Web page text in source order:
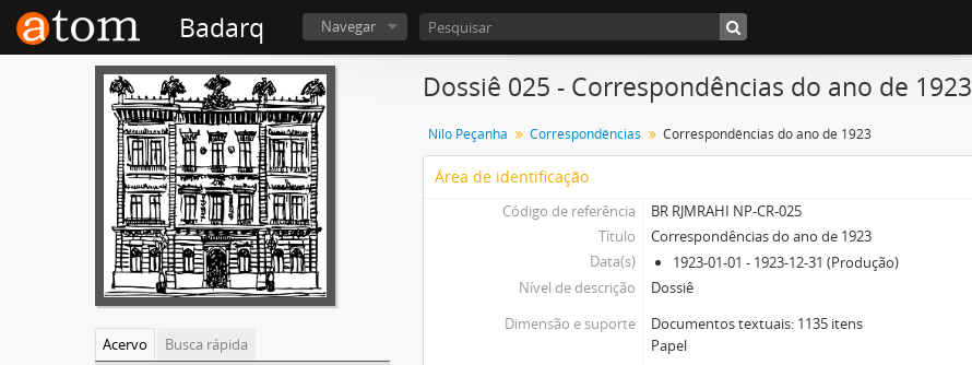
Badarq Navegar
Acervo
Busca rápida
Dossiê 025 - Correspondências do ano de 1923
Nilo Peçanha Correspondências Correspondências do ano de 1923
Área de identificação
Código de referência
BR RJMRAHI NP-CR-025
Título
Correspondências do ano de 1923
Data(s)
1923-01-01 - 1923-12-31 (Produção)
Nível de descrição
Dossiê
Dimensão e suporte
Documentos textuais: 1135 itens
Papel